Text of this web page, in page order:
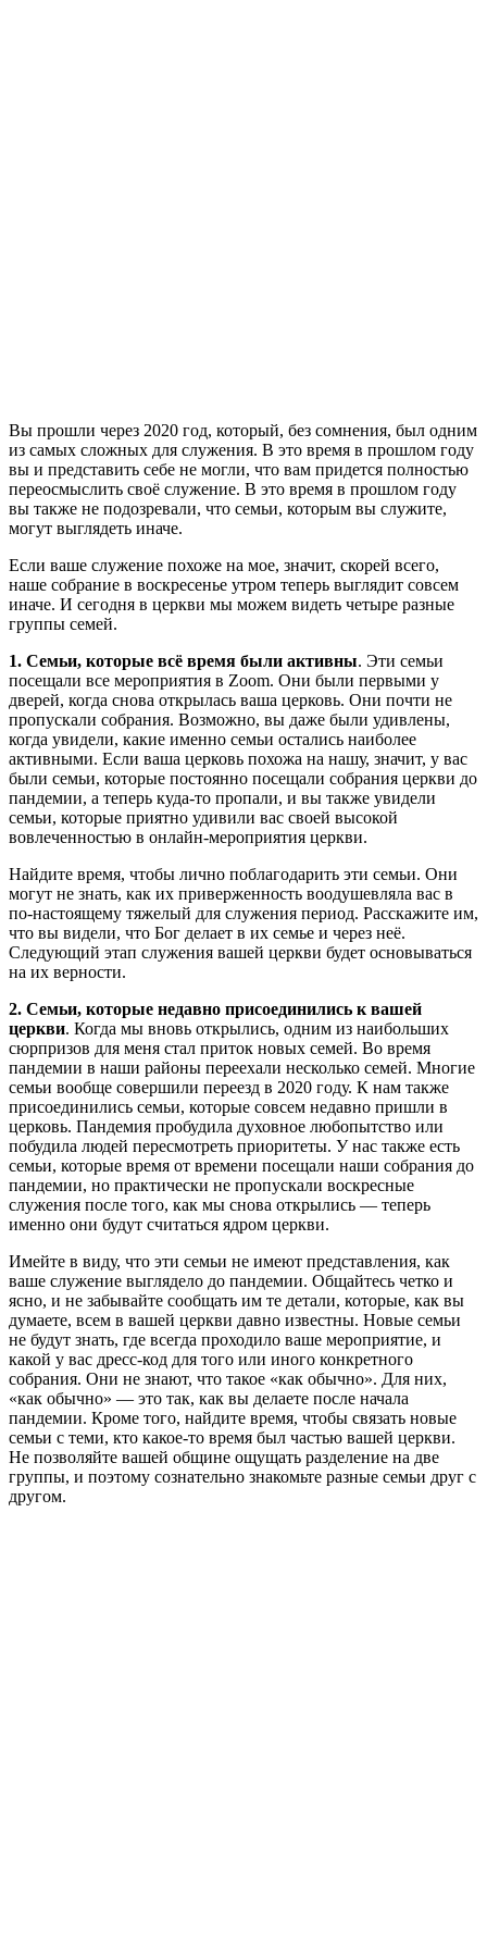
Вы прошли через 2020 год, который, без сомнения, был одним
из самых сложных для служения. В это время в прошлом году
вы и представить себе не могли, что вам придется полностью
переосмыслить своё служение. В это время в прошлом году
вы также не подозревали, что семьи, которым вы служите,
могут выглядеть иначе.
Если ваше служение похоже на мое, значит, скорей всего,
наше собрание в воскресенье утром теперь выглядит совсем
иначе. И сегодня в церкви мы можем видеть четыре разные
группы семей.
1. Семьи, которые всё время были активны. Эти семьи
посещали все мероприятия в Zoom. Они были первыми у
дверей, когда снова открылась ваша церковь. Они почти не
пропускали собрания. Возможно, вы даже были удивлены,
когда увидели, какие именно семьи остались наиболее
активными. Если ваша церковь похожа на нашу, значит, у вас
были семьи, которые постоянно посещали собрания церкви до
пандемии, а теперь куда-то пропали, и вы также увидели
семьи, которые приятно удивили вас своей высокой
вовлеченностью в онлайн-мероприятия церкви.
Найдите время, чтобы лично поблагодарить эти семьи. Они
могут не знать, как их приверженность воодушевляла вас в
по-настоящему тяжелый для служения период. Расскажите им,
что вы видели, что Бог делает в их семье и через неё.
Следующий этап служения вашей церкви будет основываться
на их верности.
2. Семьи, которые недавно присоединились к вашей
церкви. Когда мы вновь открылись, одним из наибольших
сюрпризов для меня стал приток новых семей. Во время
пандемии в наши районы переехали несколько семей. Многие
семьи вообще совершили переезд в 2020 году. К нам также
присоединились семьи, которые совсем недавно пришли в
церковь. Пандемия пробудила духовное любопытство или
побудила людей пересмотреть приоритеты. У нас также есть
семьи, которые время от времени посещали наши собрания до
пандемии, но практически не пропускали воскресные
служения после того, как мы снова открылись — теперь
именно они будут считаться ядром церкви.
Имейте в виду, что эти семьи не имеют представления, как
ваше служение выглядело до пандемии. Общайтесь четко и
ясно, и не забывайте сообщать им те детали, которые, как вы
думаете, всем в вашей церкви давно известны. Новые семьи
не будут знать, где всегда проходило ваше мероприятие, и
какой у вас дресс-код для того или иного конкретного
собрания. Они не знают, что такое «как обычно». Для них,
«как обычно» — это так, как вы делаете после начала
пандемии. Кроме того, найдите время, чтобы связать новые
семьи с теми, кто какое-то время был частью вашей церкви.
Не позволяйте вашей общине ощущать разделение на две
группы, и поэтому сознательно знакомьте разные семьи друг с
другом.